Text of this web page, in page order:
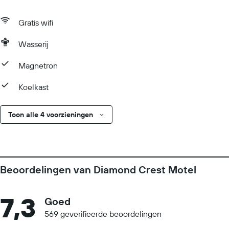
Gratis wifi
Wasserij
Magnetron
Koelkast
Toon alle 4 voorzieningen
Beoordelingen van Diamond Crest Motel
7,3 Goed
569 geverifieerde beoordelingen